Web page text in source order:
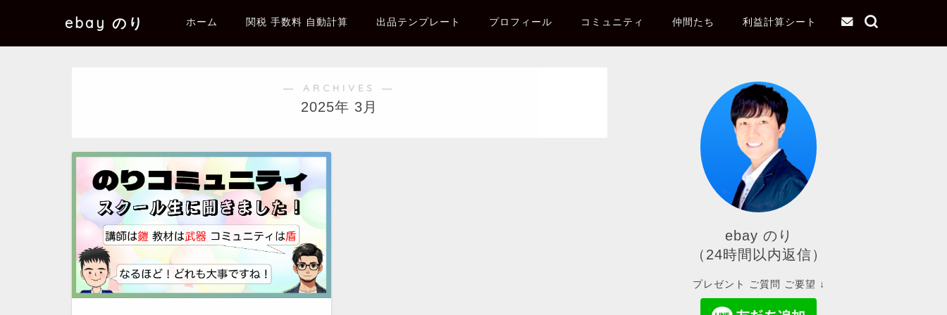
ebay のり ホーム 関税 手数料 自動計算 出品テンプレート プロフィール コミュニティ 仲間たち 利益計算シート
― ARCHIVES ―
2025年 3月
ebay のり
（24時間以内返信）
プレゼント ご質問 ご要望 ↓